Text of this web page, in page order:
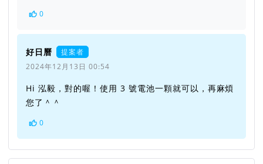
0
好日曆
提案者
2024年12月13日 00:54
Hi 泓毅，對的喔！使用 3 號電池一顆就可以，再麻煩
您了＾＾
0